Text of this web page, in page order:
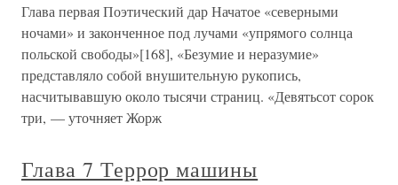
Глава первая Поэтический дар Начатое «северными
ночами» и законченное под лучами «упрямого солнца
польской свободы»[168], «Безумие и неразумие»
представляло собой внушительную рукопись,
насчитывавшую около тысячи страниц. «Девятьсот сорок
три, — уточняет Жорж
Глава 7 Террор машины